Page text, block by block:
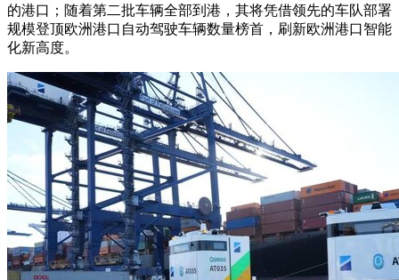
的港口；随着第二批车辆全部到港，其将凭借领先的车队部署
规模登顶欧洲港口自动驾驶车辆数量榜首，刷新欧洲港口智能
化新高度。